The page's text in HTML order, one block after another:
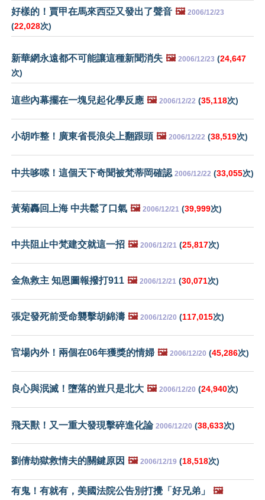
好樣的！賈甲在馬來西亞又發出了聲音 🖼️ 2006/12/23
(22,028次)
新華網永遠都不可能讓這種新聞消失 🖼️ 2006/12/23 (24,647
次)
這些內幕擺在一塊兒起化學反應 🖼️ 2006/12/22 (35,118次)
小胡咋整！廣東省長浪尖上翻跟頭 🖼️ 2006/12/22 (38,519次)
中共哆嗦！這個天下奇聞被梵蒂岡確認 2006/12/22 (33,055次)
黃菊轟回上海 中共鬆了口氣 🖼️ 2006/12/21 (39,999次)
中共阻止中梵建交就這一招 🖼️ 2006/12/21 (25,817次)
金魚救主 知恩圖報撥打911 🖼️ 2006/12/21 (30,071次)
張定發死前受命襲擊胡錦濤 🖼️ 2006/12/20 (117,015次)
官場內外！兩個在06年獲獎的情婦 🖼️ 2006/12/20 (45,286次)
良心與泯滅！墮落的豈只是北大 🖼️ 2006/12/20 (24,940次)
飛天獸！又一重大發現擊碎進化論 2006/12/20 (38,633次)
劉倩劫獄救情夫的關鍵原因 🖼️ 2006/12/19 (18,518次)
有鬼！有就有，美國法院公告別打攪「好兄弟」 🖼️